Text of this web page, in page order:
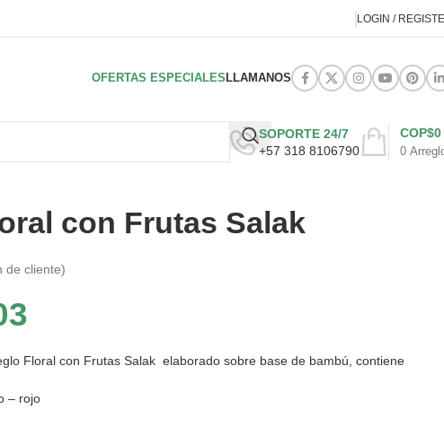
LOGIN /
OFERTAS ESPECIALES LLAMANOS
SOPORTE 24/7
+57 318 8106790
0
COP$0
con Frutas Salak
de cliente)
Floral con Frutas Salak elaborado sobre base de bambú, contiene
– rojo